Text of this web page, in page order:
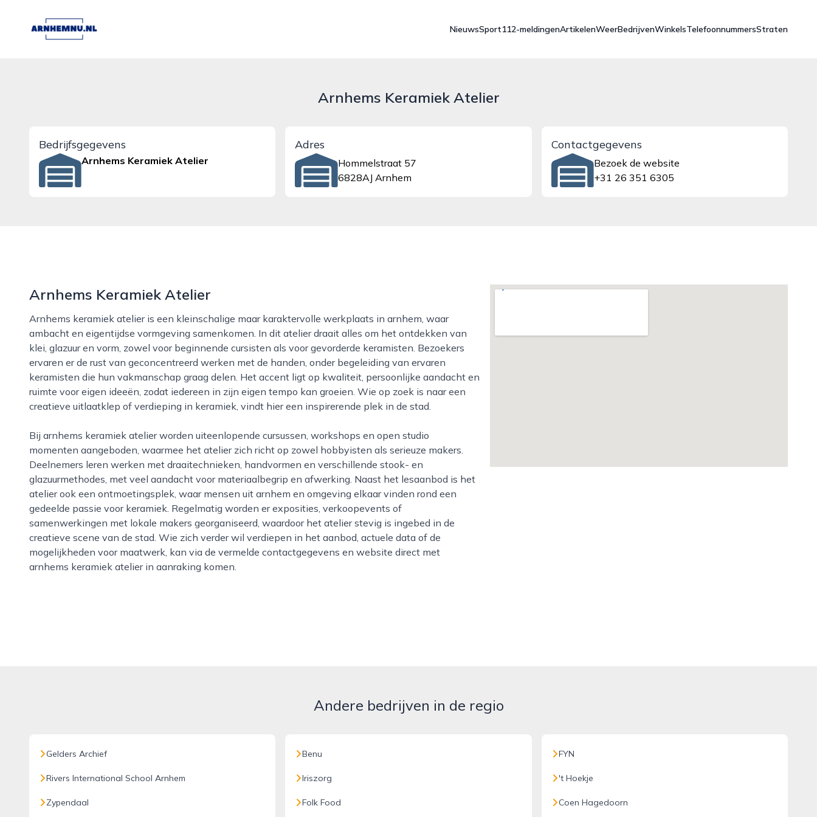
arnhemnu.nl
NieuwsSport112-meldingenArtikelenWeerBedrijvenWinkelsTelefoonnummersStraten
Arnhems Keramiek Atelier
Bedrijfsgegevens
Arnhems Keramiek Atelier
Adres
Hommelstraat 57
6828AJ Arnhem
Contactgegevens
Bezoek de website
+31 26 351 6305
Arnhems Keramiek Atelier
Arnhems keramiek atelier is een kleinschalige maar karaktervolle werkplaats in arnhem, waar
ambacht en eigentijdse vormgeving samenkomen. In dit atelier draait alles om het ontdekken van
klei, glazuur en vorm, zowel voor beginnende cursisten als voor gevorderde keramisten. Bezoekers
ervaren er de rust van geconcentreerd werken met de handen, onder begeleiding van ervaren
keramisten die hun vakmanschap graag delen. Het accent ligt op kwaliteit, persoonlijke aandacht en
ruimte voor eigen ideeën, zodat iedereen in zijn eigen tempo kan groeien. Wie op zoek is naar een
creatieve uitlaatklep of verdieping in keramiek, vindt hier een inspirerende plek in de stad.
Bij arnhems keramiek atelier worden uiteenlopende cursussen, workshops en open studio
momenten aangeboden, waarmee het atelier zich richt op zowel hobbyisten als serieuze makers.
Deelnemers leren werken met draaitechnieken, handvormen en verschillende stook- en
glazuurmethodes, met veel aandacht voor materiaalbegrip en afwerking. Naast het lesaanbod is het
atelier ook een ontmoetingsplek, waar mensen uit arnhem en omgeving elkaar vinden rond een
gedeelde passie voor keramiek. Regelmatig worden er exposities, verkoopevents of
samenwerkingen met lokale makers georganiseerd, waardoor het atelier stevig is ingebed in de
creatieve scene van de stad. Wie zich verder wil verdiepen in het aanbod, actuele data of de
mogelijkheden voor maatwerk, kan via de vermelde contactgegevens en website direct met
arnhems keramiek atelier in aanraking komen.
Andere bedrijven in de regio
Gelders Archief
Rivers International School Arnhem
Zypendaal
Benu
Iriszorg
Folk Food
FYN
't Hoekje
Coen Hagedoorn